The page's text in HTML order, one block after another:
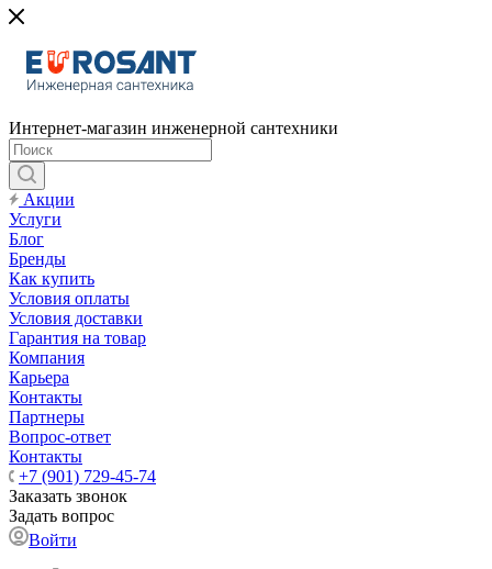
Интернет-магазин инженерной сантехники
Акции
Услуги
Блог
Бренды
Как купить
Условия оплаты
Условия доставки
Гарантия на товар
Компания
Карьера
Контакты
Партнеры
Вопрос-ответ
Контакты
+7 (901) 729-45-74
Заказать звонок
Задать вопрос
Войти